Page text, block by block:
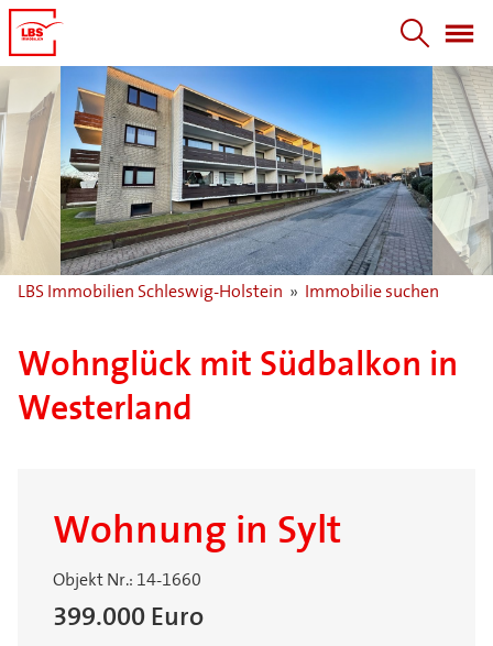
LBS Immobilien Schleswig-Holstein » Immobilie suchen
Wohnglück mit Südbalkon in
Westerland
Wohnung in Sylt
Objekt Nr.: 14-1660
399.000 Euro